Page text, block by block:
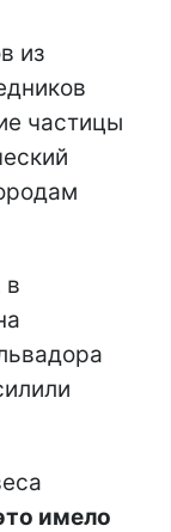
из
частицы
в
имело